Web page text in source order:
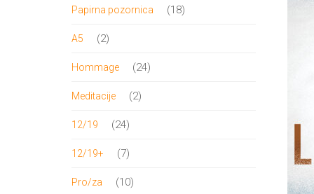
Papirna pozornica 1818
A5 22
Hommage 2424
Meditacije 22
12/19 2424
12/19+ 77
Pro/za 1010